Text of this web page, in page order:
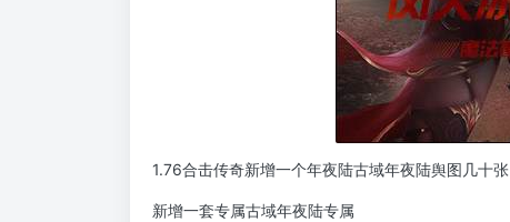
1.76合击传奇新增一个年夜陆古域年夜陆舆图几十张
新增一套专属古域年夜陆专属